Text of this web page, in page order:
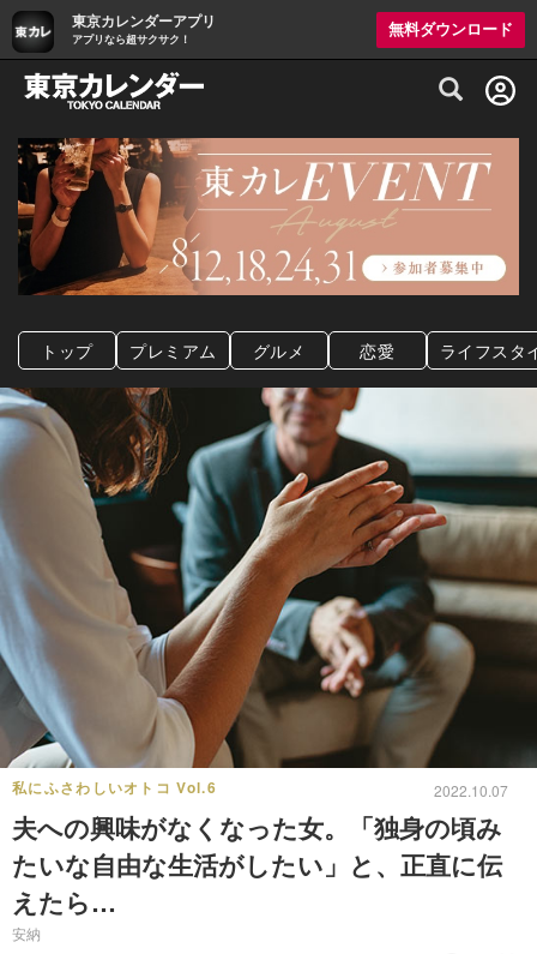
東京カレンダーアプリ
アプリなら超サクサク！
無料ダウンロード
グルメ情報・プレミアムレストラン予約
トップ プレミアム グルメ 恋愛 ライフスタ
私にふさわしいオトコ Vol.6 2022.10.07
夫への興味がなくなった女。「独身の頃み
たいな自由な生活がしたい」と、正直に伝
えたら…
安納